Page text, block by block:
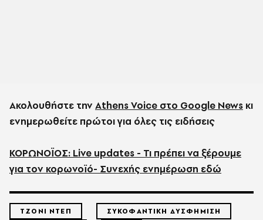
Ακολουθήστε την Athens Voice στο Google News κι
ενημερωθείτε πρώτοι για όλες τις ειδήσεις
ΚΟΡΩΝΟΪΟΣ: Live updates - Τι πρέπει να ξέρουμε
για τον κορωνοϊό- Συνεχής ενημέρωση εδώ
ΤΖΟΝΙ ΝΤΕΠ
ΣΥΚΟΦΑΝΤΙΚΗ ΔΥΣΦΗΜΙΣΗ